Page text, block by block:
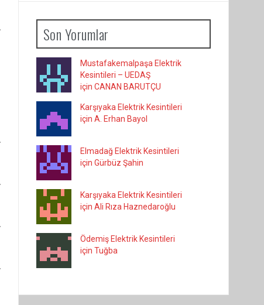
Son Yorumlar
Mustafakemalpaşa Elektrik
Kesintileri – UEDAŞ
için CANAN BARUTÇU
Karşıyaka Elektrik Kesintileri
için A. Erhan Bayol
Elmadağ Elektrik Kesintileri
için Gürbüz Şahin
Karşıyaka Elektrik Kesintileri
için Ali Rıza Haznedaroğlu
Ödemiş Elektrik Kesintileri
için Tuğba